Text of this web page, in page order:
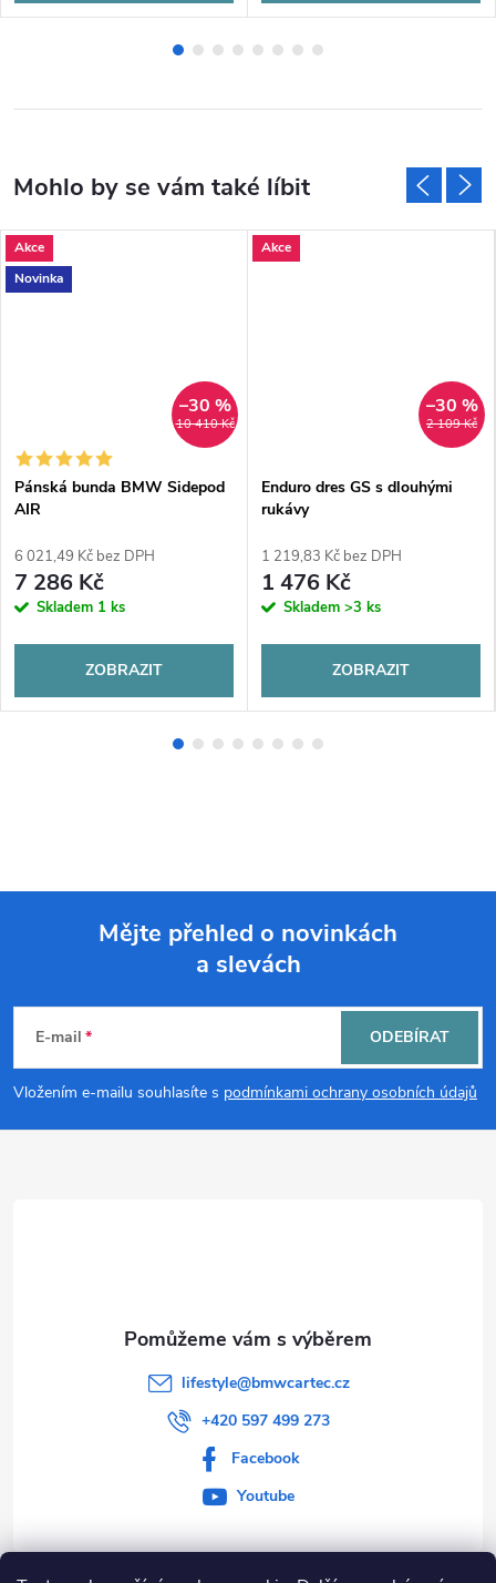
Akce
Novinka
10 410 Kč
–30 %
Pánská bunda BMW Sidepod
AIR
6 021,49 Kč bez DPH
7 286 Kč
Skladem 1 ks
ZOBRAZIT
Akce
2 109 Kč
–30 %
Enduro dres GS s dlouhými
rukávy
1 219,83 Kč bez DPH
1 476 Kč
Skladem >3 ks
ZOBRAZIT
p
Mějte přehled o novinkách
a slevách
E-mail
Vložením e-mailu souhlasíte s podmínkami ochrany osobních údajů
ODEBÍRAT
lifestyle@bmwcartec.cz
+420 597 499 273
Facebook
Youtube